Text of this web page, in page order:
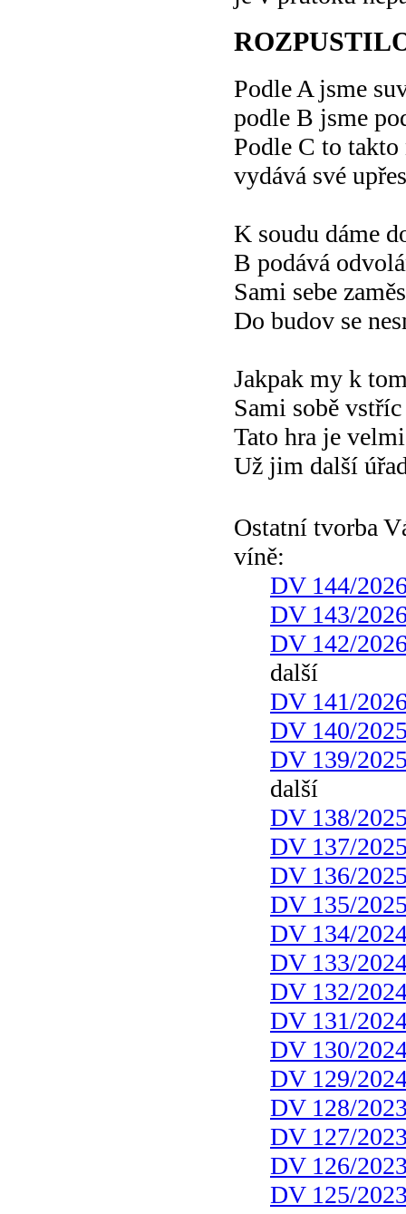
Podle A jsme
podle B jsme
Podle C to takto
vydává své
K soudu dáme
B podává
Sami sebe
Do budov se
Jakpak my k
Sami sobě
Tato hra je
Už jim další
Ostatní tvorba
víně:
DV 144/
DV 143/
DV 142/
další
DV 141/
DV 140/
DV 139/
další
DV 138/
DV 137/
DV 136/
DV 135/
DV 134/
DV 133/
DV 132/
DV 131/
DV 130/
DV 129/
DV 128/
DV 127/
DV 126/
DV 125/